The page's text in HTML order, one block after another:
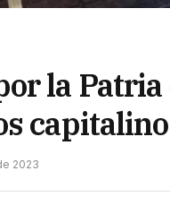
la
2023